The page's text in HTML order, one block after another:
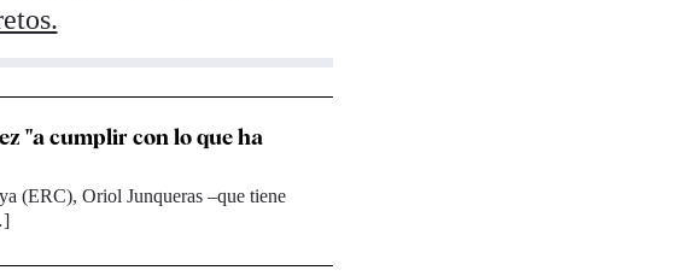
"a cumplir con lo que ha
(ERC), Oriol Junqueras –que tiene